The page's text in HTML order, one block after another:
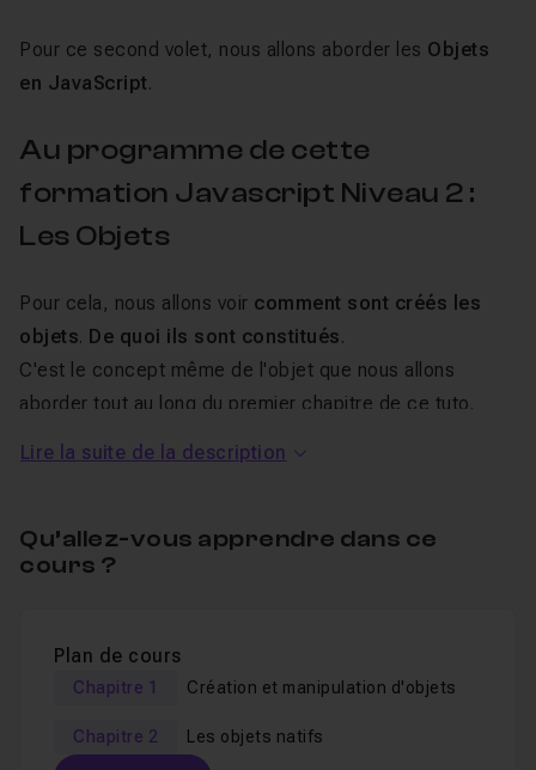
Pour ce second volet, nous allons aborder les Objets
en JavaScript.
Au programme de cette
formation Javascript Niveau 2 :
Les Objets
Pour cela, nous allons voir comment sont créés les
objets. De quoi ils sont constitués.
C'est le concept même de l'objet que nous allons
aborder tout au long du premier chapitre de ce tuto.
l'objet en JavaScript, nous étudierons
A savoir :
L'objetArray,
Lire la suite de la description
Qu’allez-vous apprendre dans ce
cours ?
Plan de cours
Chapitre 1 Création et manipulation d'objets
Chapitre 2 Les objets natifs